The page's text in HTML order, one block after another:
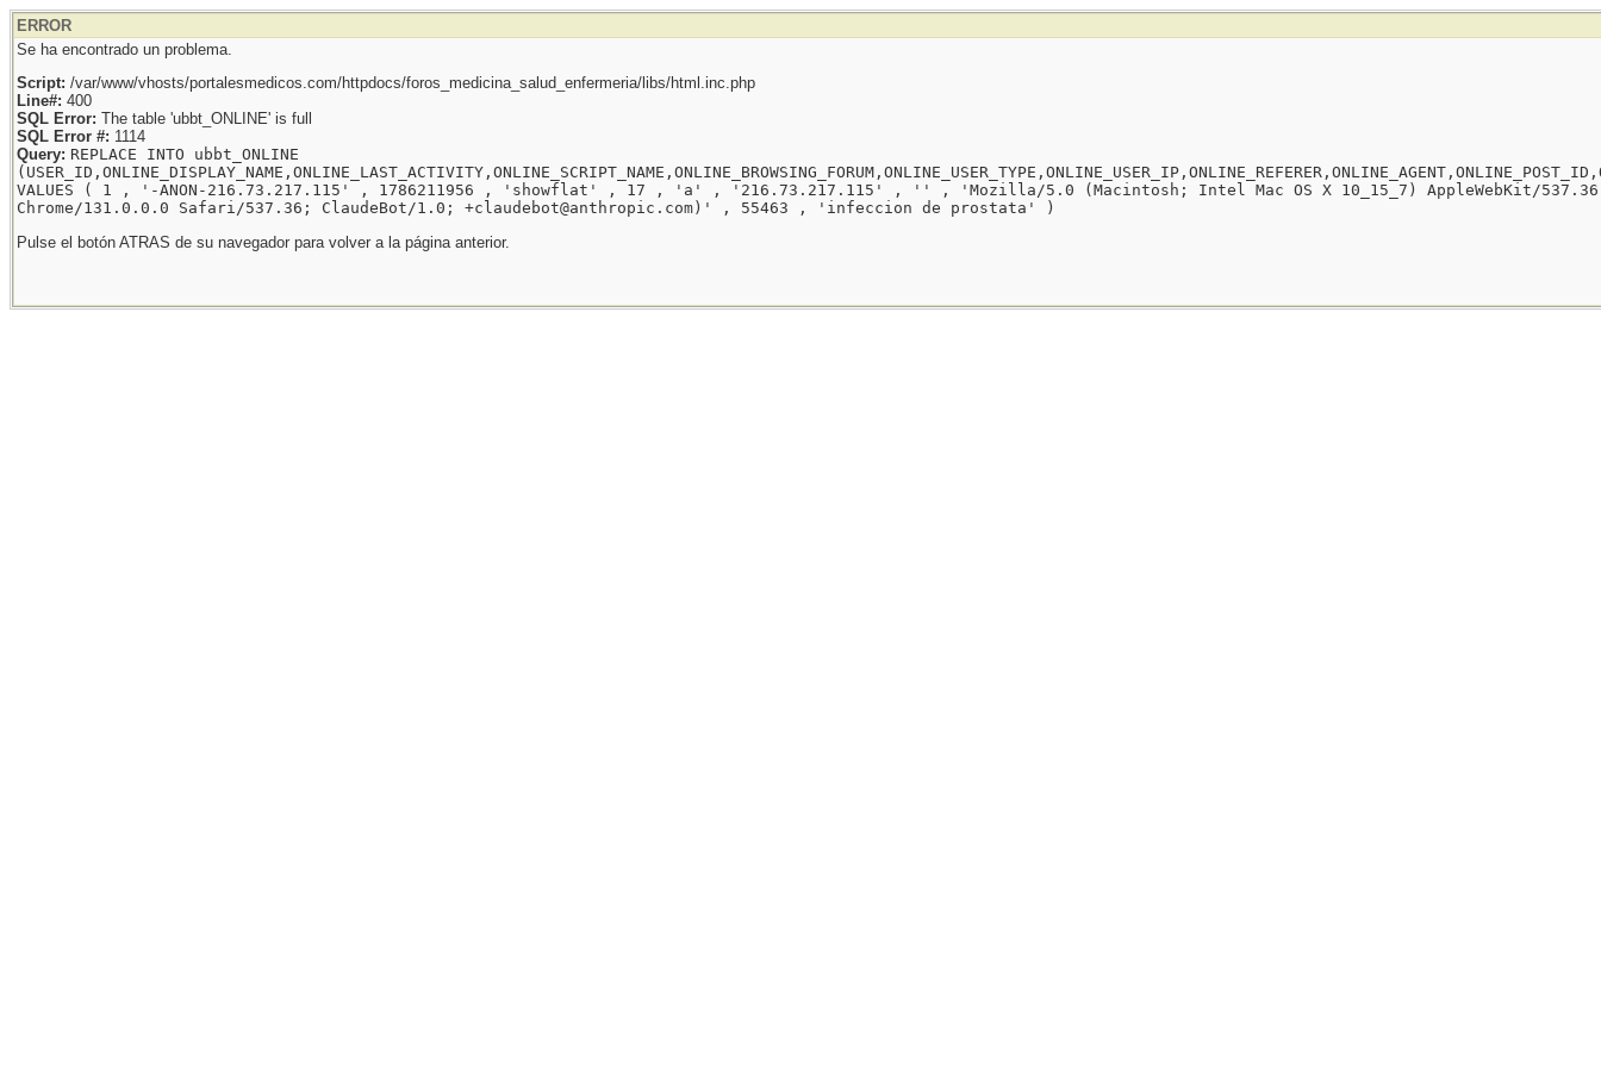
ERROR
Se ha encontrado un problema.
Script: /var/www/vhosts/portalesmedicos.com/httpdocs/foros_medicina_salud_enfermeria/libs/html.inc.php
Line#: 400
SQL Error: The table 'ubbt_ONLINE' is full
SQL Error #: 1114
Query: REPLACE INTO ubbt_ONLINE
VALUES ( 1 , '-ANON-216.73.217.115' , 1786211956 , 'showflat' , 17 , 'a' , '216.73.217.115' , '' , 'Mozilla/5.0 (Macintosh; Intel Mac OS X 10_15_7) AppleWebKit/537.36
Chrome/131.0.0.0 Safari/537.36; ClaudeBot/1.0; +claudebot@anthropic.com)' , 55463 , 'infeccion de prostata' )
Pulse el botón ATRAS de su navegador para volver a la página anterior.